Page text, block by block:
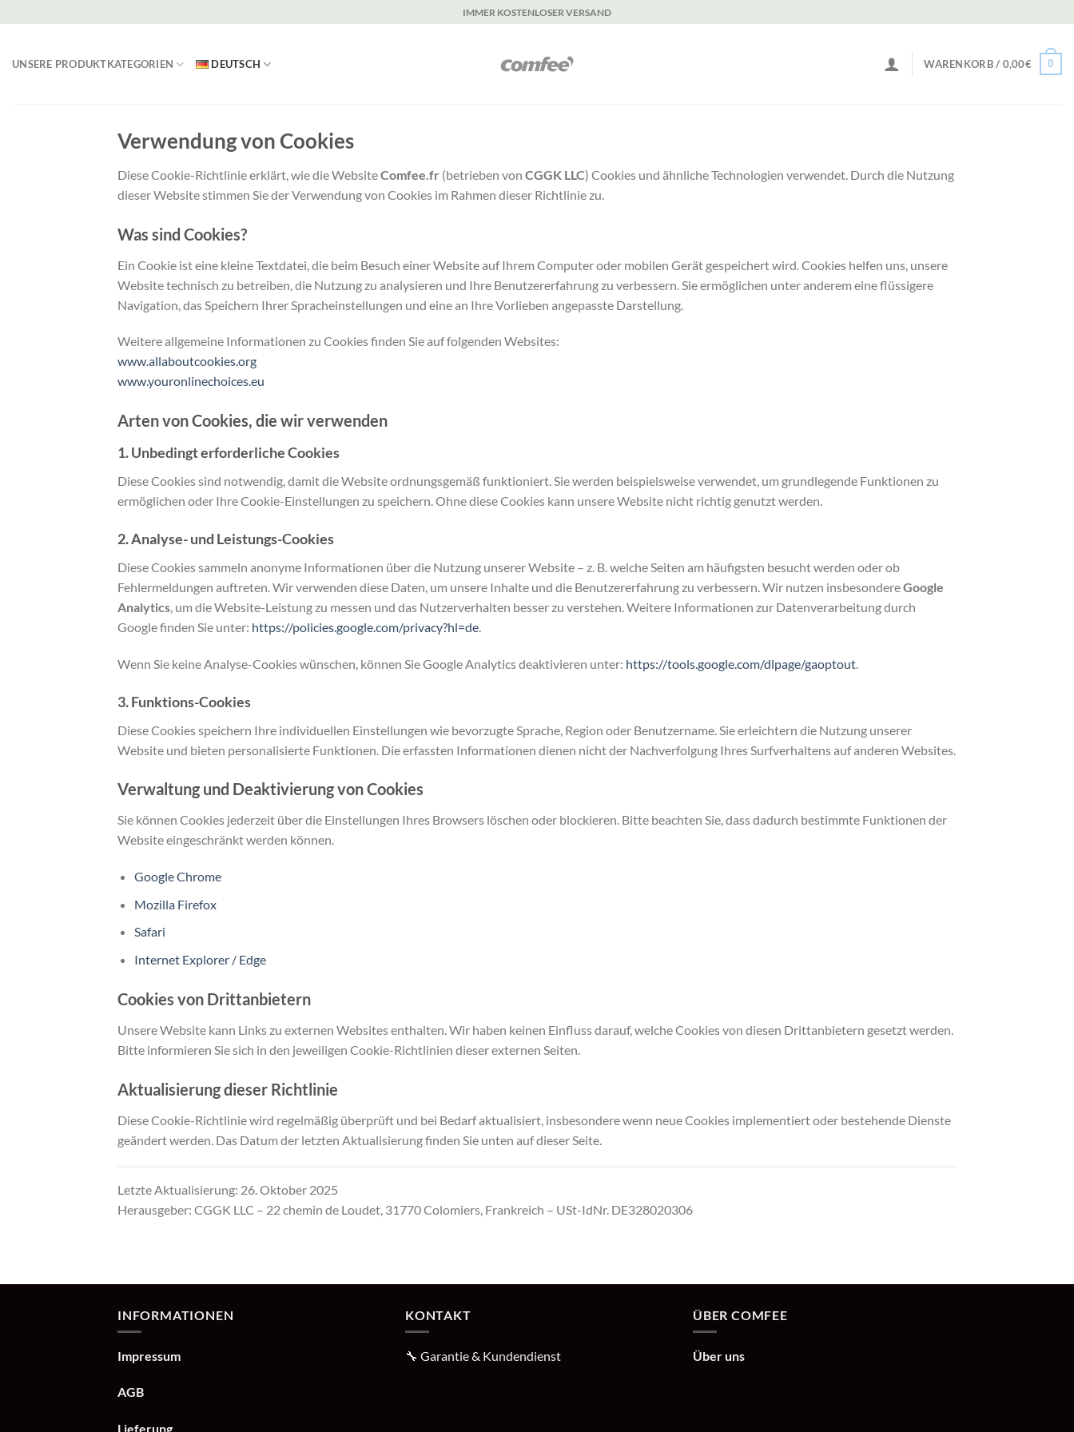
Inhalt
IMMER KOSTENLOSER VERSAND
UNSERE PRODUKTKATEGORIEN DEUTSCH WARENKORB / 0,00€ 0
Verwendung von Cookies
Diese Cookie-Richtlinie erklärt, wie die WebsiteComfee.fr (betrieben von CGGK LLC) Cookies und ähnliche Technologien verwendet. Durch die Nutzung
dieser Website stimmen Sie der Verwendung von Cookies im Rahmen dieser Richtlinie zu.
Was sind Cookies?
Ein Cookie ist eine kleine Textdatei, die beim Besuch einer Website auf Ihrem Computer oder mobilen Gerät gespeichert wird. Cookies helfen uns, unsere
Website technisch zu betreiben, die Nutzung zu analysieren und Ihre Benutzererfahrung zu verbessern. Sie ermöglichen unter anderem eine flüssigere
Navigation, das Speichern Ihrer Spracheinstellungen und eine an Ihre Vorlieben angepasste Darstellung.
Weitere allgemeine Informationen zu Cookies finden Sie auf folgenden Websites:
www.allaboutcookies.org
www.youronlinechoices.eu
Arten von Cookies, die wir verwenden
1. Unbedingt erforderliche Cookies
Diese Cookies sind notwendig, damit die Website ordnungsgemäß funktioniert. Sie werden beispielsweise verwendet, um grundlegende Funktionen zu
ermöglichen oder Ihre Cookie-Einstellungen zu speichern. Ohne diese Cookies kann unsere Website nicht richtig genutzt werden.
2. Analyse- und Leistungs-Cookies
Diese Cookies sammeln anonyme Informationen über die Nutzung unserer Website – z. B. welche Seiten am häufigsten besucht werden oder ob
Fehlermeldungen auftreten. Wir verwenden diese Daten, um unsere Inhalte und die Benutzererfahrung zu verbessern. Wir nutzen insbesondereGoogle
Analytics, um die Website-Leistung zu messen und das Nutzerverhalten besser zu verstehen. Weitere Informationen zur Datenverarbeitung durch
Google finden Sie unter: https://policies.google.com/privacy?hl=de.
Wenn Sie keine Analyse-Cookies wünschen, können Sie Google Analytics deaktivieren unter: https://tools.google.com/dlpage/gaoptout
3. Funktions-Cookies
Diese Cookies speichern Ihre individuellen Einstellungen wie bevorzugte Sprache, Region oder Benutzername. Sie erleichtern die Nutzung unserer
Website und bieten personalisierte Funktionen. Die erfassten Informationen dienen nicht der Nachverfolgung Ihres Surfverhaltens auf anderen Websites.
Verwaltung und Deaktivierung von Cookies
Sie können Cookies jederzeit über die Einstellungen Ihres Browsers löschen oder blockieren. Bitte beachten Sie, dass dadurch bestimmte Funktionen der
Website eingeschränkt werden können.
Google Chrome
Mozilla Firefox
Safari
Internet Explorer / Edge
Cookies von Drittanbietern
Unsere Website kann Links zu externen Websites enthalten. Wir haben keinen Einfluss darauf, welche Cookies von diesen Drittanbietern gesetzt werden.
Bitte informieren Sie sich in den jeweiligen Cookie-Richtlinien dieser externen Seiten.
Aktualisierung dieser Richtlinie
Diese Cookie-Richtlinie wird regelmäßig überprüft und bei Bedarf aktualisiert, insbesondere wenn neue Cookies implementiert oder bestehende Dienste
geändert werden. Das Datum der letzten Aktualisierung finden Sie unten auf dieser Seite.
Letzte Aktualisierung: 26. Oktober 2025
Herausgeber: CGGK LLC – 22 chemin de Loudet, 31770 Colomiers, Frankreich – USt-IdNr. DE328020306
INFORMATIONEN
Impressum
AGB
Lieferung
KONTAKT
🔧 Garantie & Kundendienst
ÜBER COMFEE
Über uns